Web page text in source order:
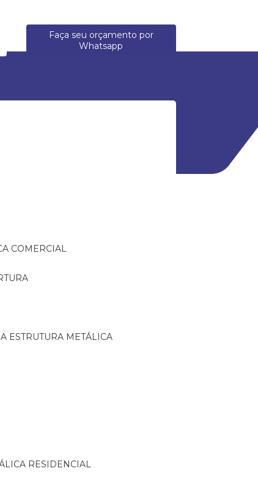
Faça seu orçamento por
Whatsapp
COMERCIAL
ESTRUTURA METÁLICA
RESIDENCIAL